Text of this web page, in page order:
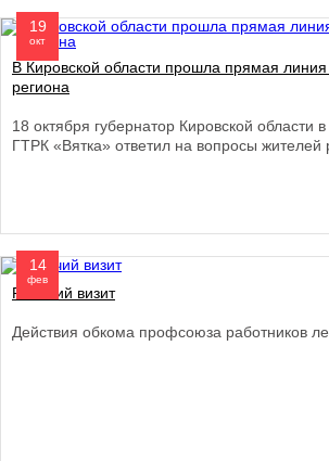
19
окт
В Кировской области прошла прямая линия
региона
18 октября губернатор Кировской области
ГТРК «Вятка» ответил на вопросы жителей
14
фев
Рабочий визит
Действия обкома профсоюза работников